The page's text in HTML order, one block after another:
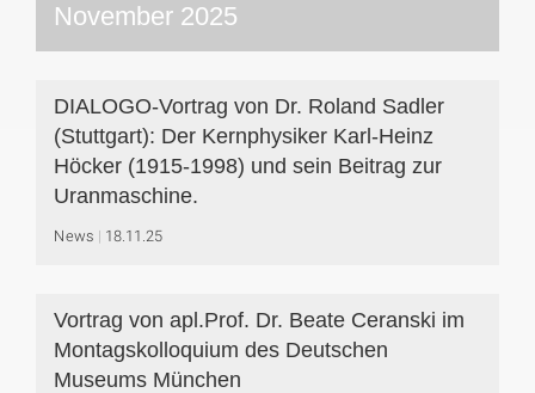
November 2025
DIALOGO-Vortrag von Dr. Roland Sadler
(Stuttgart): Der Kernphysiker Karl-Heinz
Höcker (1915-1998) und sein Beitrag zur
Uranmaschine.
News 18.11.25
Vortrag von apl.Prof. Dr. Beate Ceranski im
Montagskolloquium des Deutschen
Museums München